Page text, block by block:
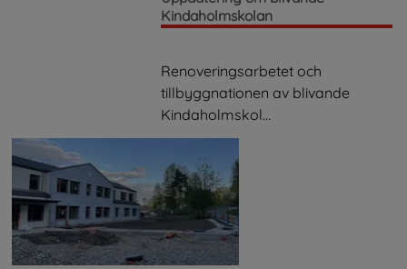
Kindaholmskolan
Renoveringsarbetet och
tillbyggnationen av blivande
Kindaholmskol...